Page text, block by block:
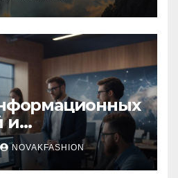
и
решения
NOVAKFASHION